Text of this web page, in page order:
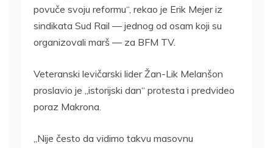
povuče svoju reformu“, rekao je Erik Mejer iz
sindikata Sud Rail — jednog od osam koji su
organizovali marš — za BFM TV.
Veteranski levičarski lider Žan-Lik Melanšon
proslavio je „istorijski dan“ protesta i predvideo
poraz Makrona.
„Nije često da vidimo takvu masovnu